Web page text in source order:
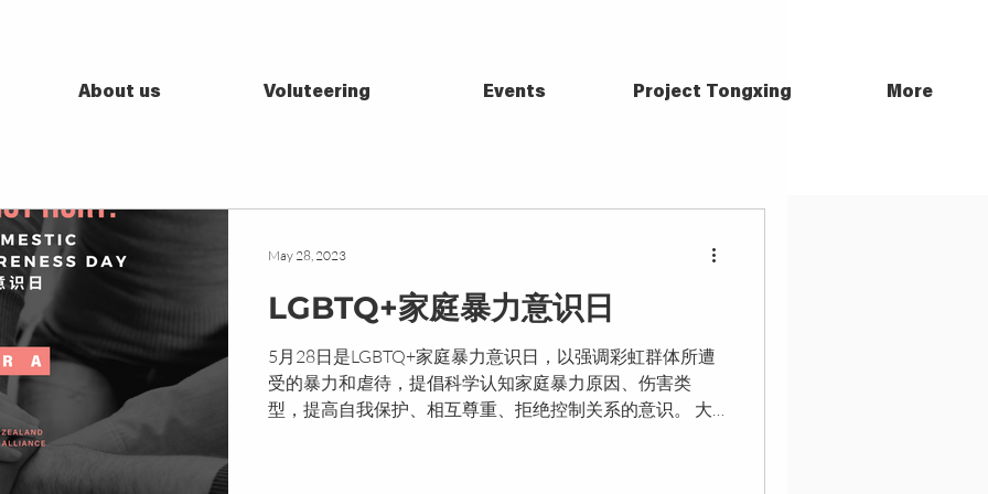
About us Voluteering Events Project Tongxing More
LGBTQ+家庭暴力意识日
5月28日是LGBTQ+家庭暴力意识日，以强调彩虹群体所遭
受的暴力和虐待，提倡科学认知家庭暴力原因、伤害类
型，提高自我保护、相互尊重、拒绝控制关系的意识。 大
May 28, 2023